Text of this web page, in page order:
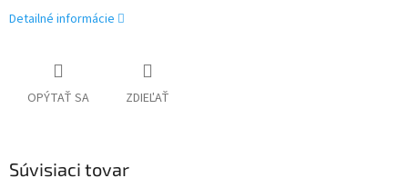
Detailné informácie
OPÝTAŤ SA ZDIEĽAŤ
Súvisiaci tovar